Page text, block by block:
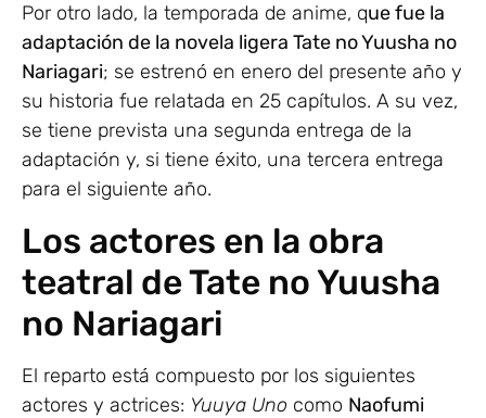
Por otro lado, la temporada de anime, que fue la
adaptación de la novela ligera Tate no Yuusha no
Nariagari; se estrenó en enero del presente año y
su historia fue relatada en 25 capítulos. A su vez,
se tiene prevista una segunda entrega de la
adaptación y, si tiene éxito, una tercera entrega
para el siguiente año.
Los actores en la obra
teatral de Tate no Yuusha
no Nariagari
El reparto está compuesto por los siguientes
actores y actrices: Yuuya Uno como Naofumi